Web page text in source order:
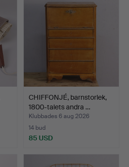
CHIFFONJÉ, barnstorlek,
1800-talets andra …
Klubbades 6 aug 2026
14 bud
85 USD